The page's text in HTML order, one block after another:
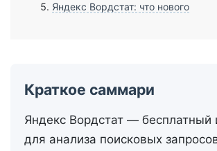
Яндекс Вордстат: что нового
Краткое саммари
Яндекс Вордстат — бесплатный
для анализа поисковых